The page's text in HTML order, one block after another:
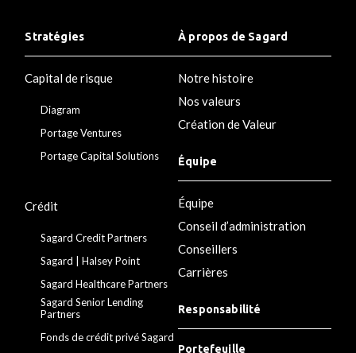
Stratégies
Capital de risque
Diagram
Portage Ventures
Portage Capital Solutions
Crédit
Sagard Credit Partners
Sagard | Halsey Point
Sagard Healthcare Partners
Sagard Senior Lending
Partners
Fonds de crédit privé Sagard
À propos de Sagard
Notre histoire
Nos valeurs
Création de Valeur
Équipe
Équipe
Conseil d’administration
Conseillers
Carrières
Responsabilité
Portefeuille